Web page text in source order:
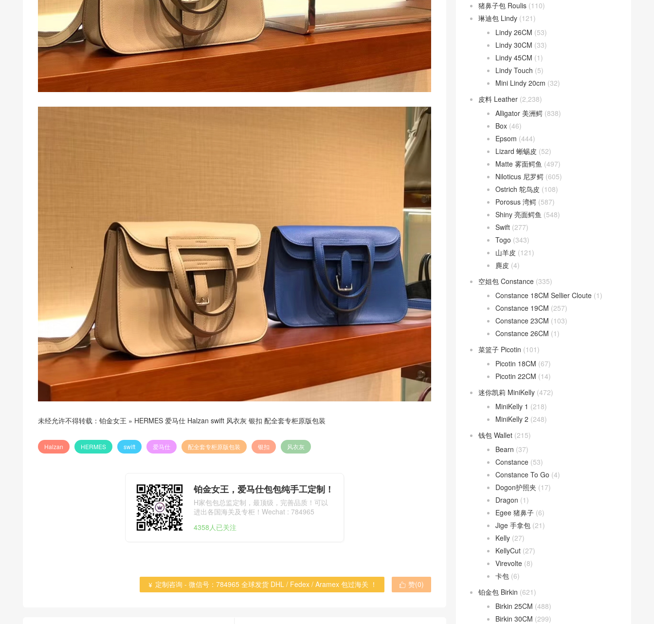
未经允许不得转载： 铂金女王 » HERMES 爱马仕 Halzan swift 风衣灰 银扣 配全套专柜原版包装
Halzan HERMES swift 爱马仕 配全套专柜原版包装 银扣 风衣灰
铂金女王，爱马仕包包纯手工定制！
H家包包总监定制，最顶级，完善品质！可以
进出各国海关及专柜！Wechat : 784965
4358人已关注
 赞(0)
 定制咨询 - 微信号：784965 全球发货 DHL / Fedex / Aramex 包过海关 ！
猪鼻子包 Roulis (110)
琳迪包 Lindy (121)
Lindy 26CM (53)
Lindy 30CM (33)
Lindy 45CM (1)
Lindy Touch (5)
Mini Lindy 20cm (32)
皮料 Leather (2,238)
Alligator 美洲鳄 (838)
Box (46)
Epsom (444)
Lizard 蜥蜴皮 (52)
Matte 雾面鳄鱼 (497)
Niloticus 尼罗鳄 (605)
Ostrich 鸵鸟皮 (108)
Porosus 湾鳄 (587)
Shiny 亮面鳄鱼 (548)
Swift (277)
Togo (343)
山羊皮 (121)
麂皮 (4)
空姐包 Constance (335)
Constance 18CM Sellier Cloute (1)
Constance 19CM (257)
Constance 23CM (103)
Constance 26CM (1)
菜篮子 Picotin (101)
Picotin 18CM (67)
Picotin 22CM (14)
迷你凯莉 MiniKelly (472)
MiniKelly 1 (218)
MiniKelly 2 (248)
钱包 Wallet (215)
Bearn (37)
Constance (53)
Constance To Go (4)
Dogon护照夹 (17)
Dragon (1)
Egee 猪鼻子 (6)
Jige 手拿包 (21)
Kelly (27)
KellyCut (27)
Virevolte (8)
卡包 (6)
铂金包 Birkin (621)
Birkin 25CM (488)
Birkin 30CM (299)